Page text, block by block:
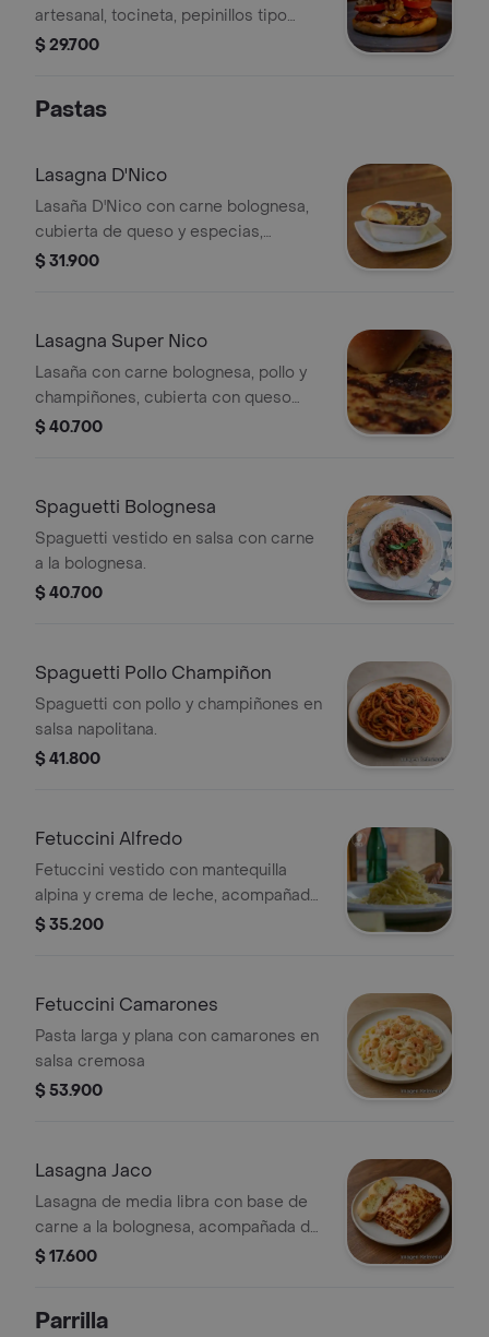
artesanal, tocineta, pepinillos tipo
realish, queso holandés y tomate.
$ 29.700
Pastas
Lasagna D'Nico
Lasaña D'Nico con carne bolognesa,
cubierta de queso y especias,
acompañada de pan.
$ 31.900
Lasagna Super Nico
Lasaña con carne bolognesa, pollo y
champiñones, cubierta con queso
gratinado.
$ 40.700
Spaguetti Bolognesa
Spaguetti vestido en salsa con carne
a la bolognesa.
$ 40.700
Spaguetti Pollo Champiñon
Spaguetti con pollo y champiñones en
salsa napolitana.
$ 41.800
Fetuccini Alfredo
Fetuccini vestido con mantequilla
alpina y crema de leche, acompañado
de queso parmesano y pan.
$ 35.200
Fetuccini Camarones
Pasta larga y plana con camarones en
salsa cremosa
$ 53.900
Lasagna Jaco
Lasagna de media libra con base de
carne a la bolognesa, acompañada de
pan.
$ 17.600
Parrilla